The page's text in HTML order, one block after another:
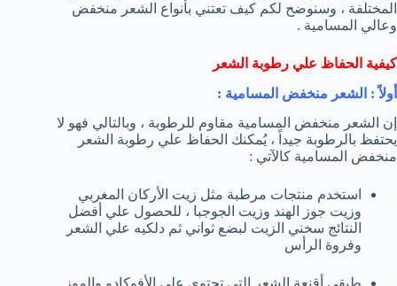
المختلفة ، وسنوضح لكم كيف تعتني بأنواع الشعر منخفض
وعالي المسامية .
كيفية الحفاظ علي رطوبة الشعر
أولاً : الشعر منخفض المسامية :
إن الشعر منخفض المسامية مقاوم للرطوبة ، وبالتالي فهو لا
يحتفظ بالرطوبة جيداً ، يُمكنك الحفاظ علي رطوبة الشعر
منخفض المسامية كالآتي :
استخدم منتجات مرطبة مثل زيت الأركان المغربي
وزيت جوز الهند وزيت الجوجبا ، للحصول علي أفضل
النتائج سخني الزيت لبضع ثواني ثم دلكيه علي الشعر
وفروة الرأس